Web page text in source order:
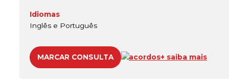
Idiomas
Inglês e Português
MARCAR CONSULTA acordos+ saiba mais